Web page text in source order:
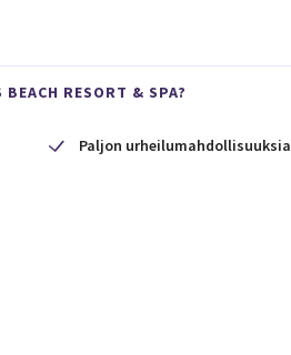
RESORT & SPA?
Paljon urheilumahdollisuuksia